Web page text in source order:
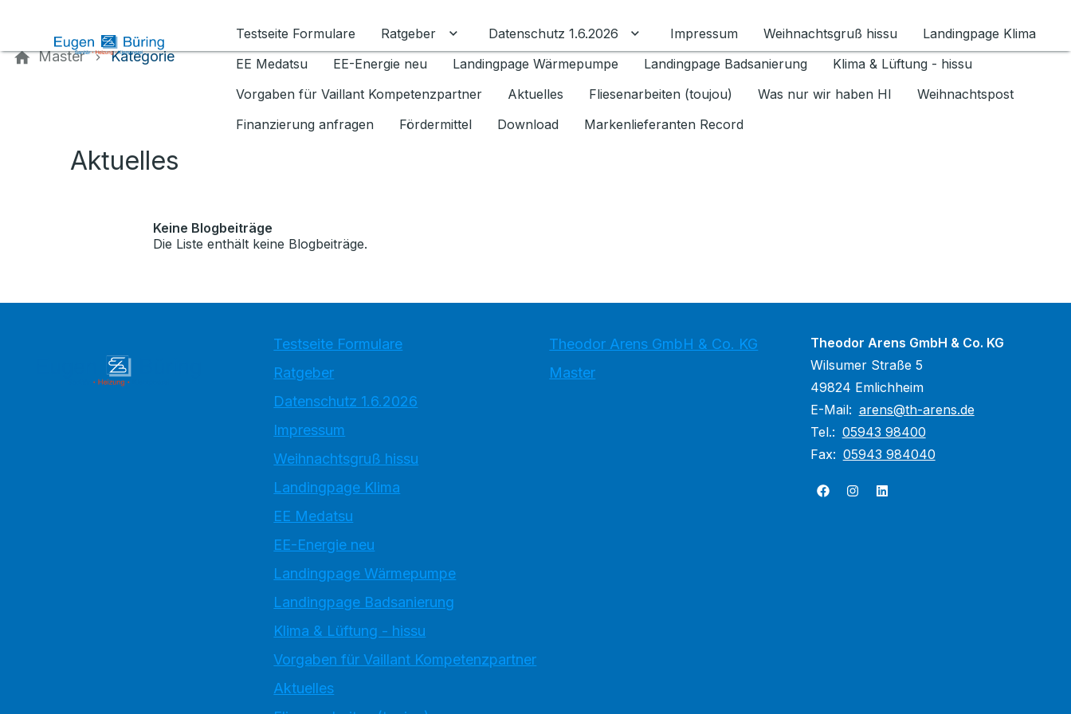
Testseite Formulare
Ratgeber Untermenü für Ratgeber umschalten
Datenschutz 1.6.2026 Untermenü für Datenschutz 1.6.2026 umschalten
Impressum Weihnachtsgruß hissu
Landingpage Klima
EE Medatsu
EE-Energie neu Landingpage Wärmepumpe Landingpage Badsanierung
Klima & Lüftung - hissu
Vorgaben für Vaillant Kompetenzpartner
Aktuelles Fliesenarbeiten (toujou) Was nur wir haben HI
Weihnachtspost
Finanzierung anfragen
Fördermittel Download Markenlieferanten Record
Master Kategorie
Aktuelles
Keine Blogbeiträge
Die Liste enthält keine Blogbeiträge.
Testseite Formulare
Ratgeber
Datenschutz 1.6.2026
Impressum
Weihnachtsgruß hissu
Landingpage Klima
EE Medatsu
EE-Energie neu
Landingpage Wärmepumpe
Landingpage Badsanierung
Klima & Lüftung - hissu
Vorgaben für Vaillant Kompetenzpartner
Aktuelles
Theodor Arens GmbH & Co. KG
Master
Theodor Arens GmbH & Co. KG
Wilsumer Straße 5
49824 Emlichheim
E-Mail: arens@th-arens.de
Tel.: 05943 98400
Fax: 05943 984040